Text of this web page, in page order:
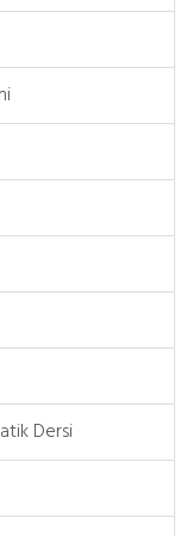
Dersi